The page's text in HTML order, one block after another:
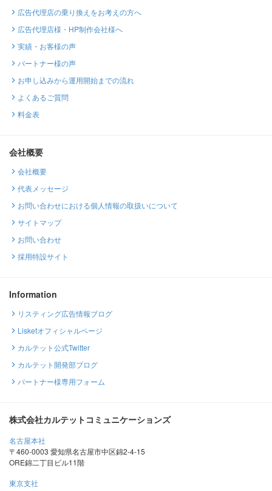
広告代理店の乗り換えをお考えの方へ
広告代理店様・HP制作会社様へ
実績・お客様の声
パートナー様の声
お申し込みから運用開始までの流れ
よくあるご質問
料金表
会社概要
会社概要
代表メッセージ
お問い合わせにおける個人情報の取扱いについて
サイトマップ
お問い合わせ
採用特設サイト
Information
リスティング広告情報ブログ
Lisketオフィシャルページ
カルテット公式Twitter
カルテット開発部ブログ
パートナー様専用フォーム
株式会社カルテットコミュニケーションズ
名古屋本社
〒460-0003 愛知県名古屋市中区錦2-4-15
ORE錦二丁目ビル11階
東京支社